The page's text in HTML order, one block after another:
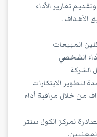
تقارير الأداء
الأهداف .
المبيعات
الشخصي
الشركة
لتطوير الابتكارات
من خلال مراقبة أداء
لمركز الكول سنتر